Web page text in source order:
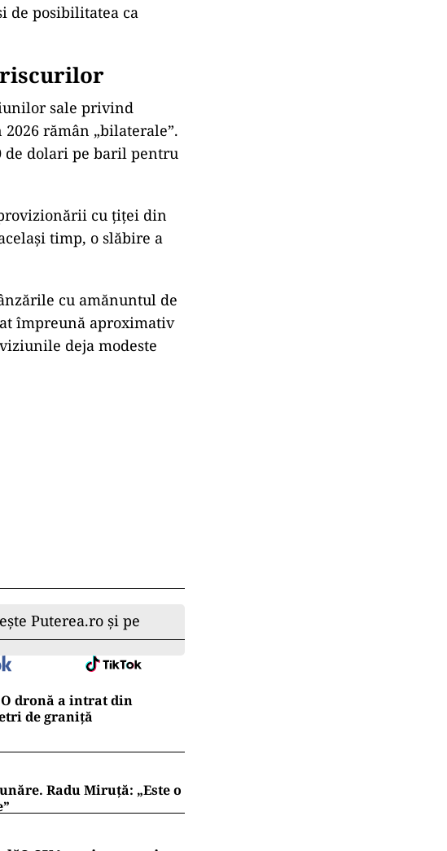
de posibilitatea ca
riscurilor
sale privind
rămân „bilaterale”.
de dolari pe baril pentru
cu țiței din
timp, o slăbire a
cu amănuntul de
împreună aproximativ
deja modeste
Puterea.ro și pe
dronă a intrat din
de graniţă
Radu Miruță: „Este o